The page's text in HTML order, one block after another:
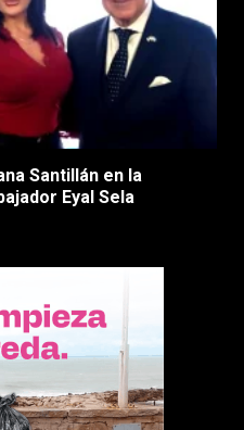
Santillán en la
Eyal Sela